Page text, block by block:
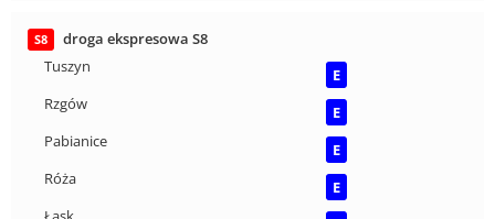
S8
droga ekspresowa S8
Tuszyn
E
Rzgów
E
Pabianice
E
Róża
E